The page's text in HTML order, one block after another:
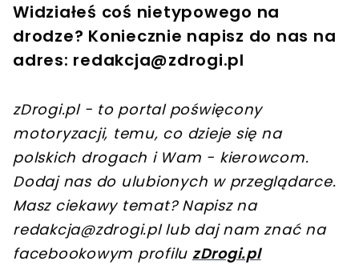
Widziałeś coś nietypowego na
drodze? Koniecznie napisz do nas na
adres: redakcja@zdrogi.pl
zDrogi.pl - to portal poświęcony
motoryzacji, temu, co dzieje się na
polskich drogach i Wam - kierowcom.
Dodaj nas do ulubionych w przeglądarce.
Masz ciekawy temat? Napisz na
redakcja@zdrogi.pllub daj nam znać na
facebookowym profilu zDrogi.pl